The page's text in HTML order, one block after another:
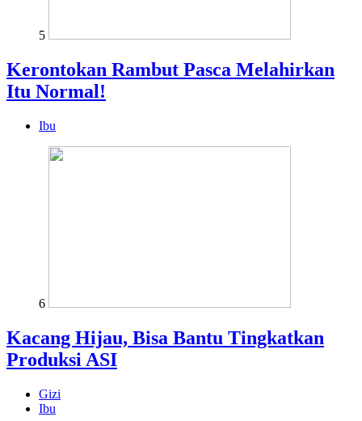
5
Kerontokan Rambut Pasca Melahirkan
Itu Normal!
Ibu
6
Kacang Hijau, Bisa Bantu Tingkatkan
Produksi ASI
Gizi
Ibu